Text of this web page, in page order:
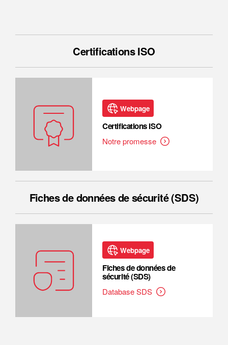
Certifications ISO
Webpage
Certifications ISO
Notre promesse
Fiches de données de sécurité (SDS)
Webpage
Fiches de données de
sécurité (SDS)
Database SDS